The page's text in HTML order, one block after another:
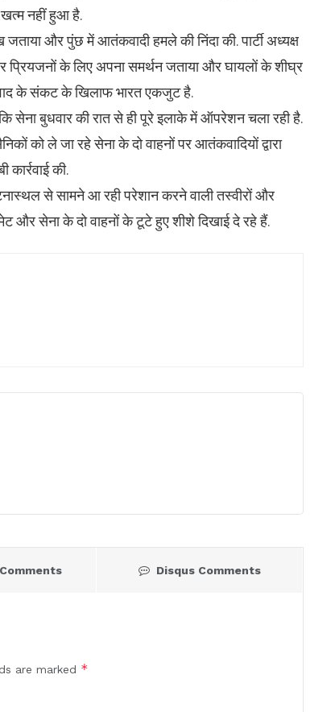
नहीं हुआ है.
और पुंछ में आतंकवादी हमले की निंदा की. पार्टी अध्यक्ष
प्रियजनों के लिए अपना समर्थन जताया और घायलों के शीघ्र
के संकट के खिलाफ भारत एकजुट है.
सेना बुधवार की रात से ही पूरे इलाके में ऑपरेशन चला रही है.
को ले जा रहे सेना के दो वाहनों पर आतंकवादियों द्वारा
कार्रवाई की.
से सामने आ रही परेशान करने वाली तस्वीरों और
सेना के दो वाहनों के टूटे हुए शीशे दिखाई दे रहे हैं.
Disqus Comments
are marked *